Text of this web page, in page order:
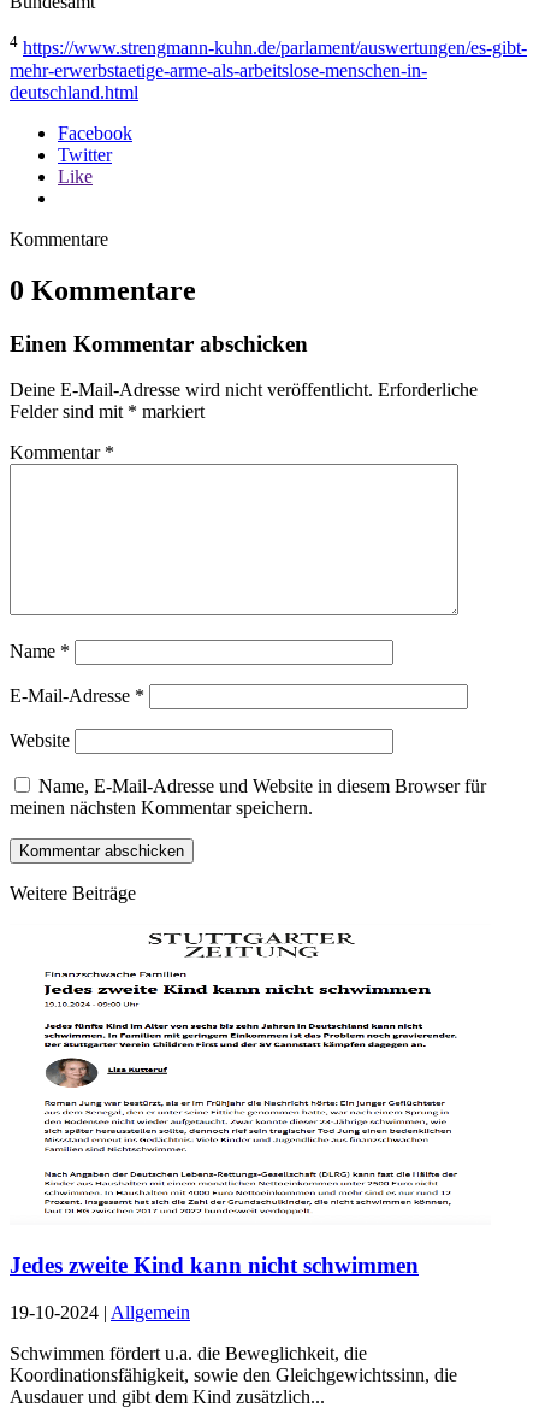
4 https://www.strengmann-kuhn.de/parlament/auswertungen/es-gibt-
mehr-erwerbstaetige-arme-als-arbeitslose-menschen-in-
deutschland.html
Facebook
Twitter
Like
Kommentare
0 Kommentare
Einen Kommentar abschicken
Deine E-Mail-Adresse wird nicht veröffentlicht. Erforderliche
Felder sind mit * markiert
Kommentar *
Name *
E-Mail-Adresse *
Website
Name, E-Mail-Adresse und Website in diesem Browser für
meinen nächsten Kommentar speichern.
Kommentar abschicken
Weitere Beiträge
Jedes zweite Kind kann nicht schwimmen
19-10-2024 | Allgemein
Schwimmen fördert u.a. die Beweglichkeit, die
Koordinationsfähigkeit, sowie den Gleichgewichtssinn, die
Ausdauer und gibt dem Kind zusätzlich...